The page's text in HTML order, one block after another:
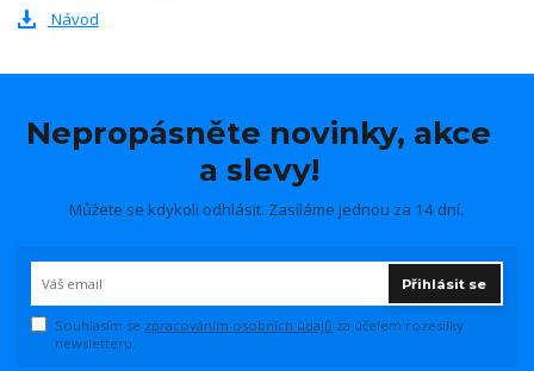
Návod
Nepropásněte novinky, akce
a slevy!
Můžete se kdykoli odhlásit. Zasíláme jednou za 14 dní.
Přihlásit se
Souhlasím se zpracováním osobních údajů za účelem rozesílky
newsletteru.